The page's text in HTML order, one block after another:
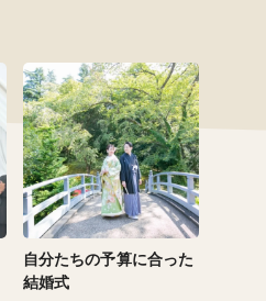
自分たちの予算に合った
結婚式